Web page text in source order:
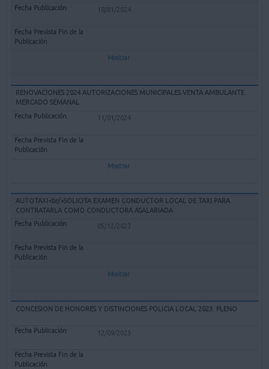
18/01/2024
Mostrar
RENOVACIONES 2024 AUTORIZACIONES MUNICIPALES VENTA AMBULANTE
MERCADO SEMANAL
11/01/2024
Mostrar
AUTOTAXI<br/>SOLICITA EXAMEN CONDUCTOR LOCAL DE TAXI PARA
CONTRATARLA COMO CONDUCTORA ASALARIADA
05/12/2023
Mostrar
CONCESION DE HONORES Y DISTINCIONES POLICIA LOCAL 2023. PLENO
12/09/2023